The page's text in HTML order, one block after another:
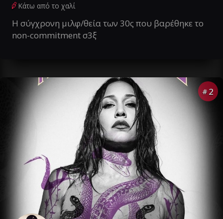
Κάτω από το χαλί
Η σύγχρονη μιλφ/θεία των 30ς που βαρέθηκε το
non-commitment σ3ξ
# 2